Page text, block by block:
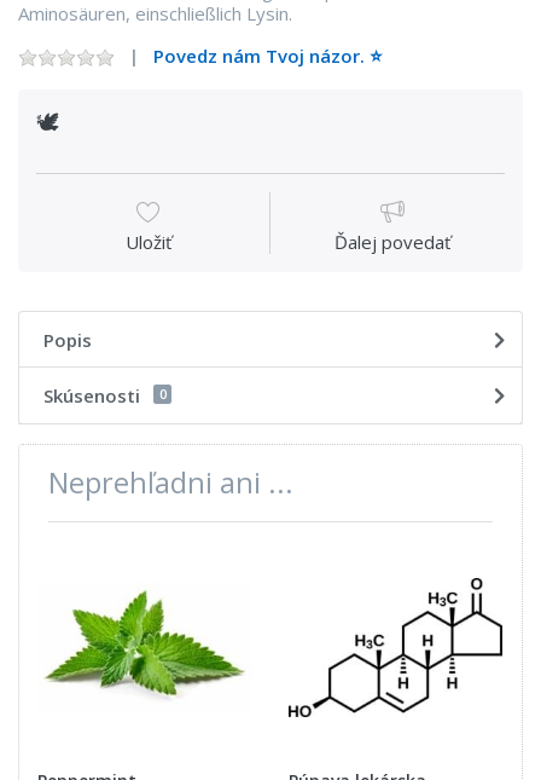
Aminosäuren, einschließlich Lysin.
Povedz nám Tvoj názor. ⭐️
🕊
Uložiť Ďalej povedať
Popis
Skúsenosti 0
Neprehľadni ani ...